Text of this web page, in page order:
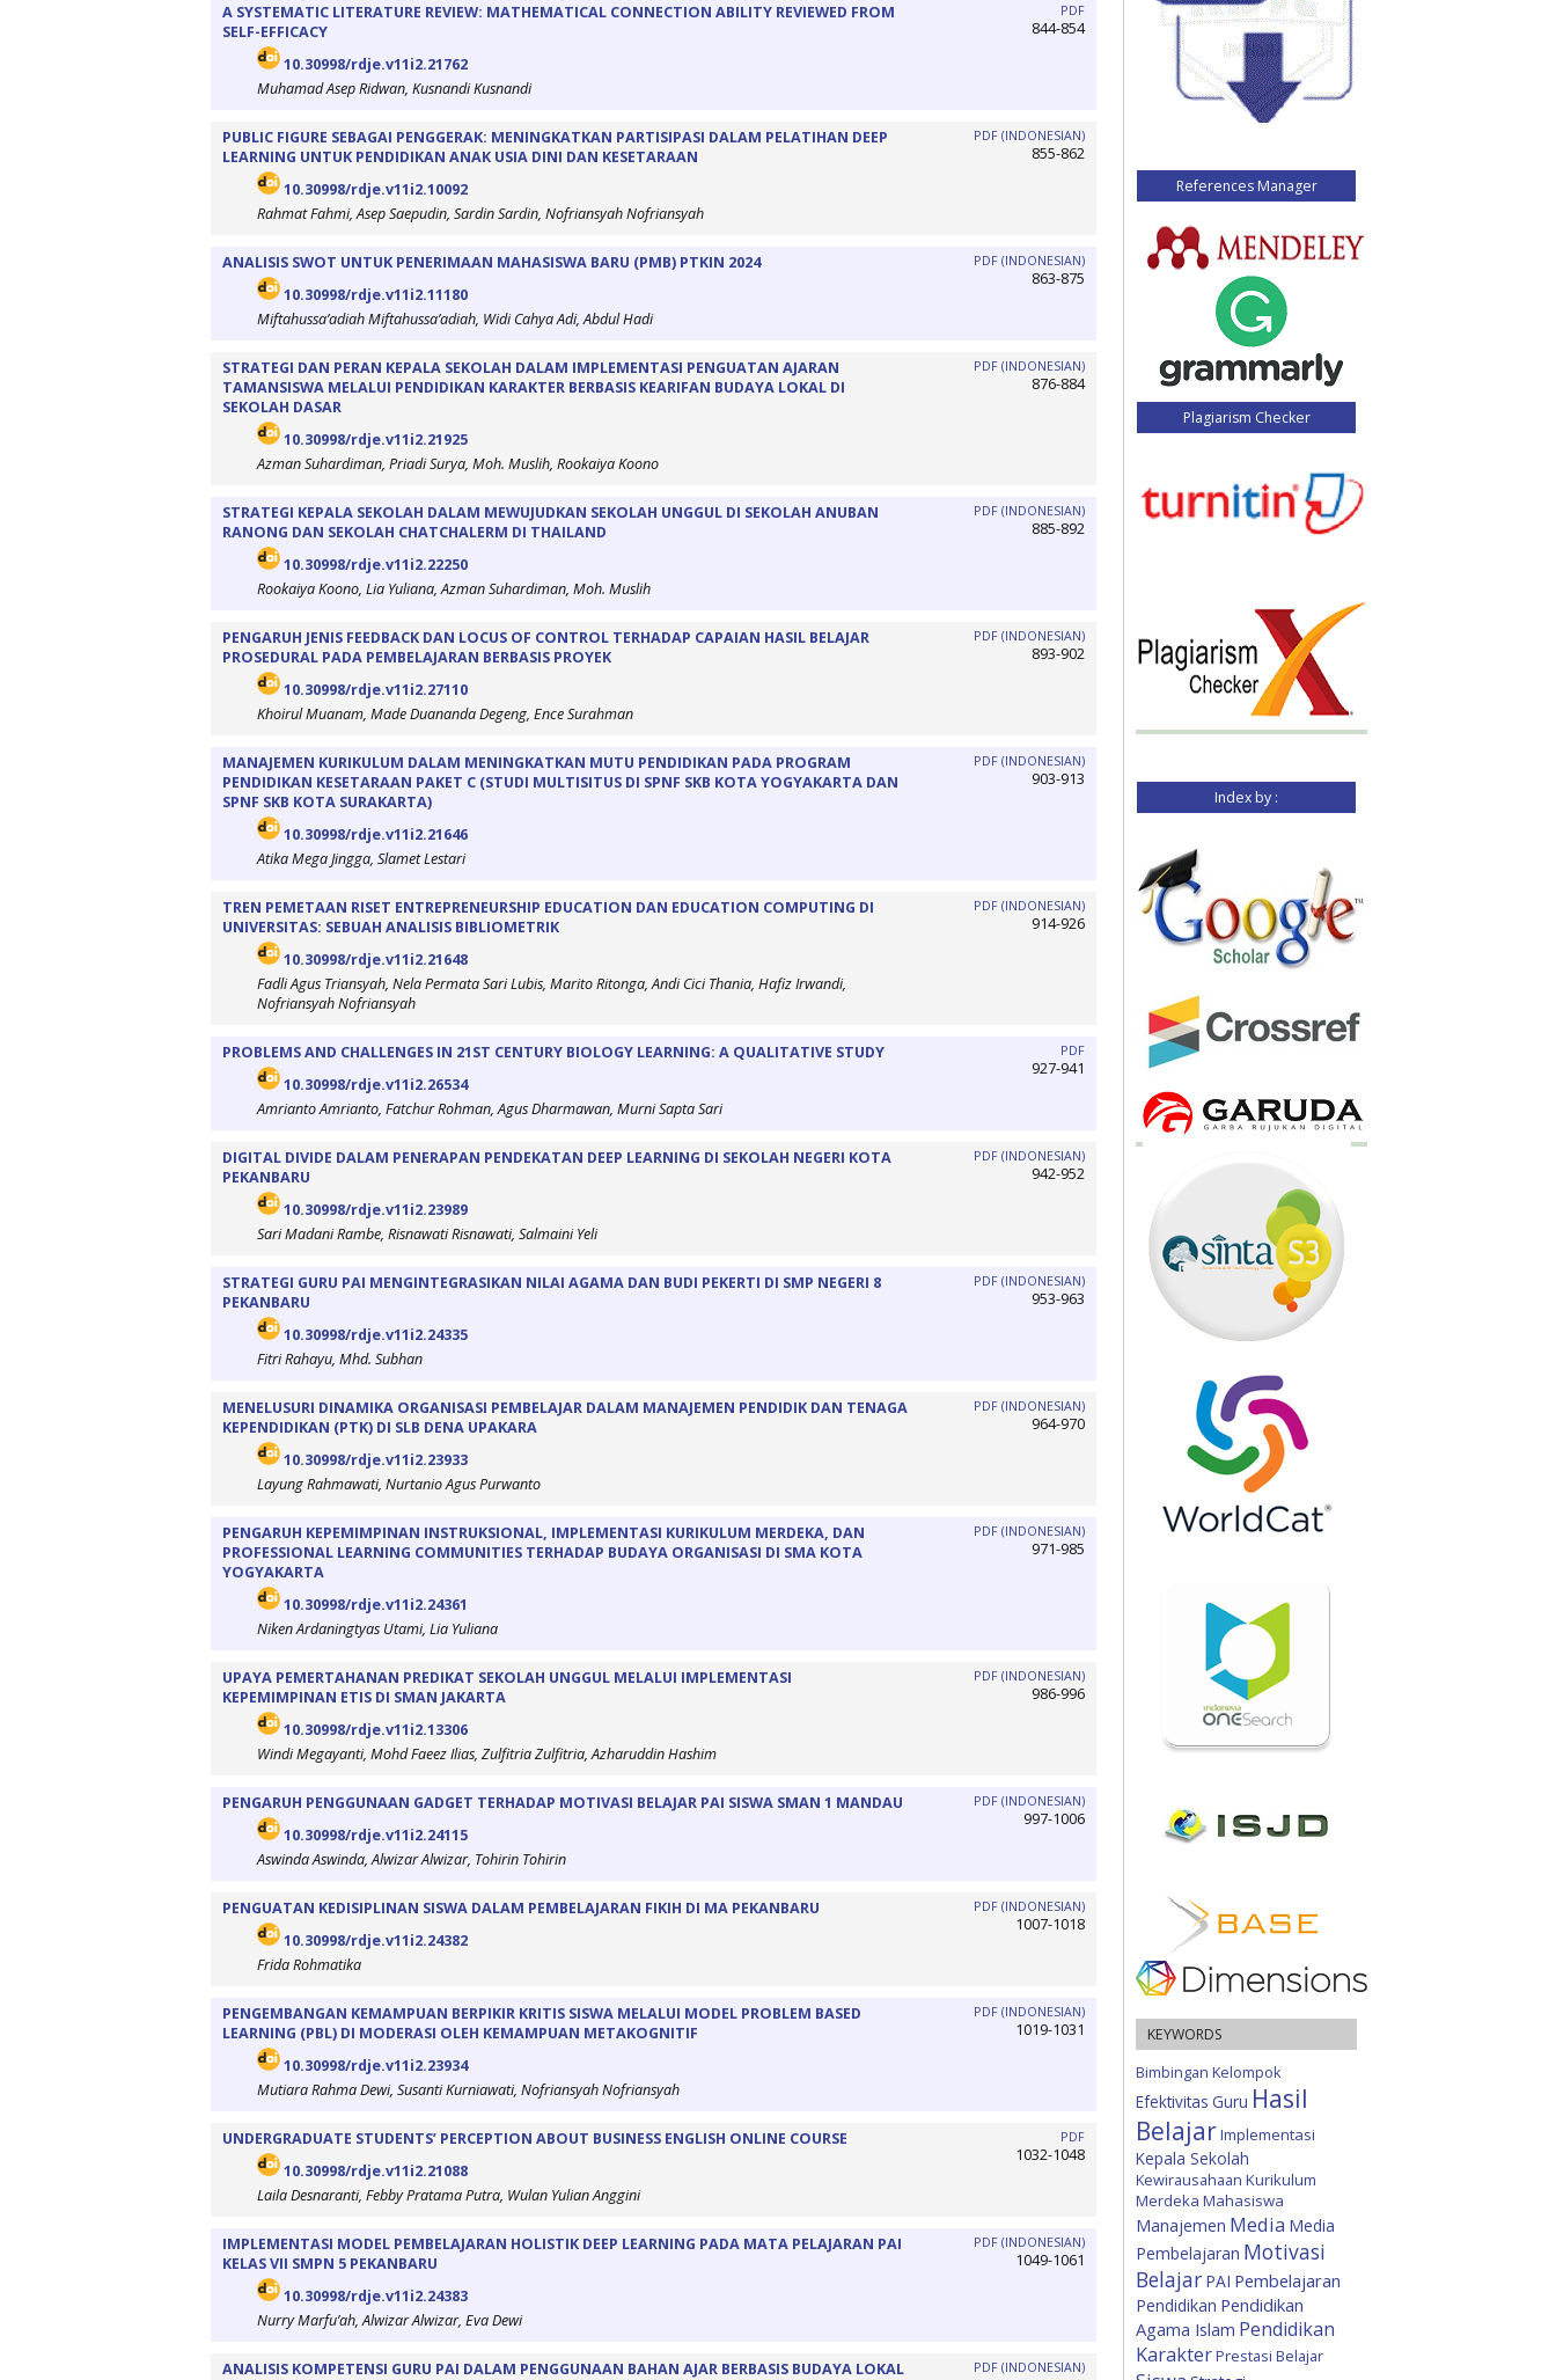
References Manager
Plagiarism Checker
Index by :
KEYWORDS
Bimbingan Kelompok
Efektivitas Guru Hasil
BelajarImplementasi
Kepala Sekolah
Kewirausahaan Kurikulum
Merdeka Mahasiswa
Manajemen Media Media
Pembelajaran Motivasi
Belajar PAI Pembelajaran
Pendidikan Pendidikan
Agama Islam Pendidikan
KarakterPrestasi Belajar
A SYSTEMATIC LITERATURE REVIEW: MATHEMATICAL CONNECTION ABILITY REVIEWED FROM
SELF-EFFICACY
10.30998/rdje.v11i2.21762
Muhamad Asep Ridwan, Kusnandi Kusnandi
PDF
844-854
PUBLIC FIGURE SEBAGAI PENGGERAK: MENINGKATKAN PARTISIPASI DALAM PELATIHAN DEEP
LEARNING UNTUK PENDIDIKAN ANAK USIA DINI DAN KESETARAAN
10.30998/rdje.v11i2.10092
Rahmat Fahmi, Asep Saepudin, Sardin Sardin, Nofriansyah Nofriansyah
PDF (INDONESIAN)
855-862
ANALISIS SWOT UNTUK PENERIMAAN MAHASISWA BARU (PMB) PTKIN 2024
10.30998/rdje.v11i2.11180
Miftahussa’adiah Miftahussa’adiah, Widi Cahya Adi, Abdul Hadi
PDF (INDONESIAN)
863-875
STRATEGI DAN PERAN KEPALA SEKOLAH DALAM IMPLEMENTASI PENGUATAN AJARAN
TAMANSISWA MELALUI PENDIDIKAN KARAKTER BERBASIS KEARIFAN BUDAYA LOKAL DI
SEKOLAH DASAR
10.30998/rdje.v11i2.21925
Azman Suhardiman, Priadi Surya, Moh. Muslih, Rookaiya Koono
PDF (INDONESIAN)
876-884
STRATEGI KEPALA SEKOLAH DALAM MEWUJUDKAN SEKOLAH UNGGUL DI SEKOLAH ANUBAN
RANONG DAN SEKOLAH CHATCHALERM DI THAILAND
10.30998/rdje.v11i2.22250
Rookaiya Koono, Lia Yuliana, Azman Suhardiman, Moh. Muslih
PDF (INDONESIAN)
885-892
PENGARUH JENIS FEEDBACK DAN LOCUS OF CONTROL TERHADAP CAPAIAN HASIL BELAJAR
PROSEDURAL PADA PEMBELAJARAN BERBASIS PROYEK
10.30998/rdje.v11i2.27110
Khoirul Muanam, Made Duananda Degeng, Ence Surahman
PDF (INDONESIAN)
893-902
MANAJEMEN KURIKULUM DALAM MENINGKATKAN MUTU PENDIDIKAN PADA PROGRAM
PENDIDIKAN KESETARAAN PAKET C (STUDI MULTISITUS DI SPNF SKB KOTA YOGYAKARTA DAN
SPNF SKB KOTA SURAKARTA)
10.30998/rdje.v11i2.21646
Atika Mega Jingga, Slamet Lestari
PDF (INDONESIAN)
903-913
TREN PEMETAAN RISET ENTREPRENEURSHIP EDUCATION DAN EDUCATION COMPUTING DI
UNIVERSITAS: SEBUAH ANALISIS BIBLIOMETRIK
10.30998/rdje.v11i2.21648
Fadli Agus Triansyah, Nela Permata Sari Lubis, Marito Ritonga, Andi Cici Thania, Hafiz Irwandi,
Nofriansyah Nofriansyah
PDF (INDONESIAN)
914-926
PROBLEMS AND CHALLENGES IN 21ST CENTURY BIOLOGY LEARNING: A QUALITATIVE STUDY
10.30998/rdje.v11i2.26534
Amrianto Amrianto, Fatchur Rohman, Agus Dharmawan, Murni Sapta Sari
PDF
927-941
DIGITAL DIVIDE DALAM PENERAPAN PENDEKATAN DEEP LEARNING DI SEKOLAH NEGERI KOTA
PEKANBARU
10.30998/rdje.v11i2.23989
Sari Madani Rambe, Risnawati Risnawati, Salmaini Yeli
PDF (INDONESIAN)
942-952
STRATEGI GURU PAI MENGINTEGRASIKAN NILAI AGAMA DAN BUDI PEKERTI DI SMP NEGERI 8
PEKANBARU
10.30998/rdje.v11i2.24335
Fitri Rahayu, Mhd. Subhan
PDF (INDONESIAN)
953-963
MENELUSURI DINAMIKA ORGANISASI PEMBELAJAR DALAM MANAJEMEN PENDIDIK DAN TENAGA
KEPENDIDIKAN (PTK) DI SLB DENA UPAKARA
10.30998/rdje.v11i2.23933
Layung Rahmawati, Nurtanio Agus Purwanto
PDF (INDONESIAN)
964-970
PENGARUH KEPEMIMPINAN INSTRUKSIONAL, IMPLEMENTASI KURIKULUM MERDEKA, DAN
PROFESSIONAL LEARNING COMMUNITIES TERHADAP BUDAYA ORGANISASI DI SMA KOTA
YOGYAKARTA
10.30998/rdje.v11i2.24361
Niken Ardaningtyas Utami, Lia Yuliana
PDF (INDONESIAN)
971-985
UPAYA PEMERTAHANAN PREDIKAT SEKOLAH UNGGUL MELALUI IMPLEMENTASI
KEPEMIMPINAN ETIS DI SMAN JAKARTA
10.30998/rdje.v11i2.13306
Windi Megayanti, Mohd Faeez Ilias, Zulfitria Zulfitria, Azharuddin Hashim
PDF (INDONESIAN)
986-996
PENGARUH PENGGUNAAN GADGET TERHADAP MOTIVASI BELAJAR PAI SISWA SMAN 1 MANDAU
10.30998/rdje.v11i2.24115
Aswinda Aswinda, Alwizar Alwizar, Tohirin Tohirin
PDF (INDONESIAN)
997-1006
PENGUATAN KEDISIPLINAN SISWA DALAM PEMBELAJARAN FIKIH DI MA PEKANBARU
10.30998/rdje.v11i2.24382
Frida Rohmatika
PDF (INDONESIAN)
1007-1018
PENGEMBANGAN KEMAMPUAN BERPIKIR KRITIS SISWA MELALUI MODEL PROBLEM BASED
LEARNING (PBL) DI MODERASI OLEH KEMAMPUAN METAKOGNITIF
10.30998/rdje.v11i2.23934
Mutiara Rahma Dewi, Susanti Kurniawati, Nofriansyah Nofriansyah
PDF (INDONESIAN)
1019-1031
UNDERGRADUATE STUDENTS’ PERCEPTION ABOUT BUSINESS ENGLISH ONLINE COURSE
10.30998/rdje.v11i2.21088
Laila Desnaranti, Febby Pratama Putra, Wulan Yulian Anggini
PDF
1032-1048
IMPLEMENTASI MODEL PEMBELAJARAN HOLISTIK DEEP LEARNING PADA MATA PELAJARAN PAI
KELAS VII SMPN 5 PEKANBARU
10.30998/rdje.v11i2.24383
Nurry Marfu’ah, Alwizar Alwizar, Eva Dewi
PDF (INDONESIAN)
1049-1061
ANALISIS KOMPETENSI GURU PAI DALAM PENGGUNAAN BAHAN AJAR BERBASIS BUDAYA LOKAL
PDF (INDONESIAN)